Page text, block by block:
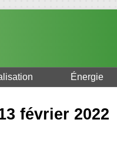
Énergie
février 2022